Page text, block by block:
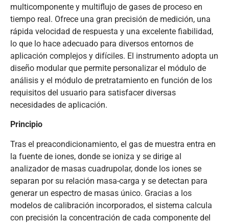
multicomponente y multiflujo de gases de proceso en
tiempo real. Ofrece una gran precisión de medición, una
rápida velocidad de respuesta y una excelente fiabilidad,
lo que lo hace adecuado para diversos entornos de
aplicación complejos y difíciles. El instrumento adopta un
diseño modular que permite personalizar el módulo de
análisis y el módulo de pretratamiento en función de los
requisitos del usuario para satisfacer diversas
necesidades de aplicación.
Principio
Tras el preacondicionamiento, el gas de muestra entra en
la fuente de iones, donde se ioniza y se dirige al
analizador de masas cuadrupolar, donde los iones se
separan por su relación masa-carga y se detectan para
generar un espectro de masas único. Gracias a los
modelos de calibración incorporados, el sistema calcula
con precisión la concentración de cada componente del